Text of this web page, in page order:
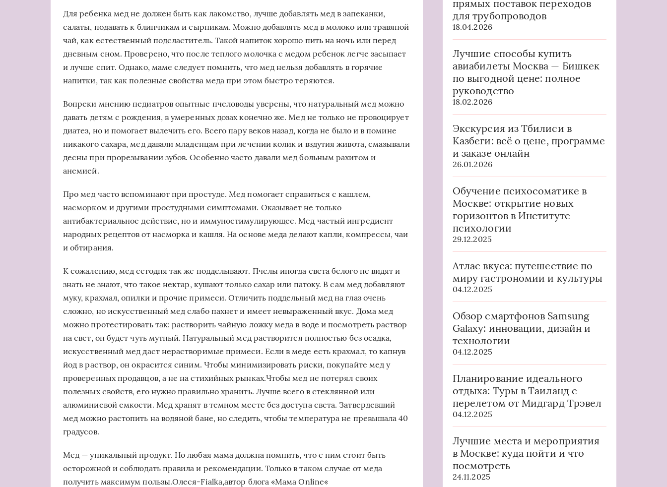
Для ребенка мед не должен быть как лакомство, лучше добавлять мед в запеканки,
салаты, подавать к блинчикам и сырникам. Можно добавлять мед в молоко или травяной
чай, как естественный подсластитель. Такой напиток хорошо пить на ночь или перед
дневным сном. Проверено, что после теплого молочка с медом ребенок легче засыпает
и лучше спит. Однако, маме следует помнить, что мед нельзя добавлять в горячие
напитки, так как полезные свойства меда при этом быстро теряются.
Вопреки мнению педиатров опытные пчеловоды уверены, что натуральный мед можно
давать детям с рождения, в умеренных дозах конечно же. Мед не только не провоцирует
диатез, но и помогает вылечить его. Всего пару веков назад, когда не было и в помине
никакого сахара, мед давали младенцам при лечении колик и вздутия живота, смазывали
десны при прорезывании зубов. Особенно часто давали мед больным рахитом и
анемией.
Про мед часто вспоминают при простуде. Мед помогает справиться с кашлем,
насморком и другими простудными симптомами. Оказывает не только
антибактериальное действие, но и иммуностимулирующее. Мед частый ингредиент
народных рецептов от насморка и кашля. На основе меда делают капли, компрессы, чаи
и обтирания.
К сожалению, мед сегодня так же подделывают. Пчелы иногда света белого не видят и
знать не знают, что такое нектар, кушают только сахар или патоку. В сам мед добавляют
муку, крахмал, опилки и прочие примеси. Отличить поддельный мед на глаз очень
сложно, но искусственный мед слабо пахнет и имеет невыраженный вкус. Дома мед
можно протестировать так: растворить чайную ложку меда в воде и посмотреть раствор
на свет, он будет чуть мутный. Натуральный мед растворится полностью без осадка,
искусственный мед даст нерастворимые примеси. Если в меде есть крахмал, то капнув
йод в раствор, он окрасится синим. Чтобы минимизировать риски, покупайте мед у
проверенных продавцов, а не на стихийных рынках.Чтобы мед не потерял своих
полезных свойств, его нужно правильно хранить. Лучше всего в стеклянной или
алюминиевой емкости. Мед хранят в темном месте без доступа света. Затвердевший
мед можно растопить на водяной бане, но следить, чтобы температура не превышала 40
градусов.
Мед — уникальный продукт. Но любая мама должна помнить, что с ним стоит быть
осторожной и соблюдать правила и рекомендации. Только в таком случае от меда
получить максимум пользы.Олеся-Fialka,автор блога «Мама Online«
прямых поставок переходов
для трубопроводов
18.04.2026
Лучшие способы купить
авиабилеты Москва — Бишкек
по выгодной цене: полное
руководство
18.02.2026
Экскурсия из Тбилиси в
Казбеги: всё о цене, программе
и заказе онлайн
26.01.2026
Обучение психосоматике в
Москве: открытие новых
горизонтов в Институте
психологии
29.12.2025
Атлас вкуса: путешествие по
миру гастрономии и культуры
04.12.2025
Обзор смартфонов Samsung
Galaxy: инновации, дизайн и
технологии
04.12.2025
Планирование идеального
отдыха: Туры в Таиланд с
перелетом от Мидгард Трэвел
04.12.2025
Лучшие места и мероприятия
в Москве: куда пойти и что
посмотреть
24.11.2025